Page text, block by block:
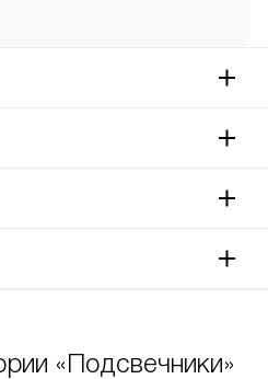
«Подсвечники»